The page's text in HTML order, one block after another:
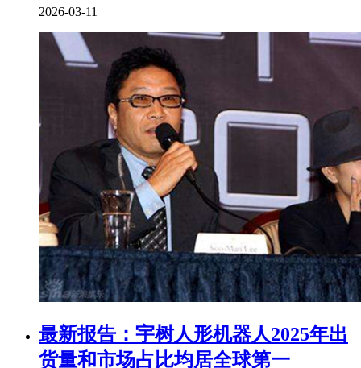
2026-03-11
最新报告：宇树人形机器人2025年出
货量和市场占比均居全球第一